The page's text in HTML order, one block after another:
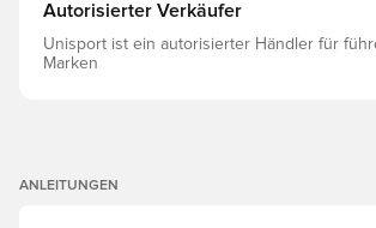
Autorisierter Verkäufer
Unisport ist ein autorisierter Händler für
Marken
ANLEITUNGEN